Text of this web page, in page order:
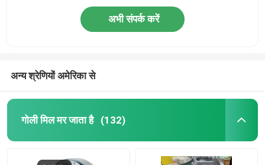
अभी संपर्क करें
अन्य श्रेणियों अमेरिका से
गोली मिल मर जाता है (132)